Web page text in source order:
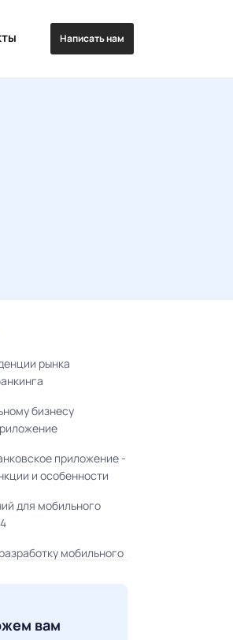
Написать нам
рынка
бизнесу
приложение -
и особенности
для мобильного
мобильного
вам